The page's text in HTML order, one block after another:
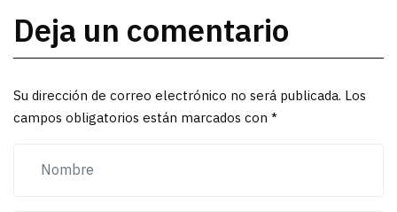
Deja un comentario
Su dirección de correo electrónico no será publicada. Los
campos obligatorios están marcados con *